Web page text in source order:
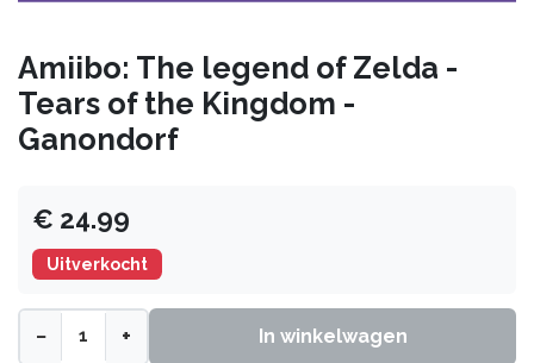
Amiibo: The legend of Zelda -
Tears of the Kingdom -
Ganondorf
€ 24.99
Uitverkocht
− + In winkelwagen